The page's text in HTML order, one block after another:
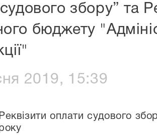
збору” та
бюджету
2019, 15:39
Реквізити оплати судового